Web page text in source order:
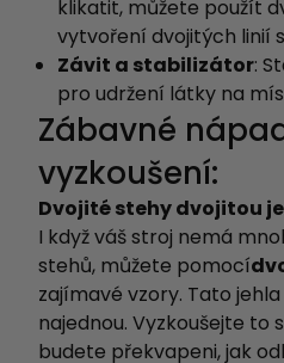
klikatit, můžete použít
vytvoření dvojitých linií
Závit a stabilizátor:
pro udržení látky na
Zábavné
vyzkoušení:
Dvojité stehy dvojitou
I když váš stroj nemá
stehů, můžete pomocí
zajímavé vzory. Tato
najednou. Vyzkoušejte to
budete překvapeni, jak